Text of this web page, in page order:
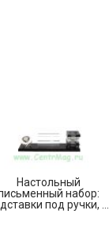
Настольный
набор:
под ручки, ...